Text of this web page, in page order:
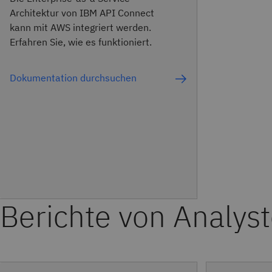
Architektur von IBM API Connect
kann mit AWS integriert werden.
Erfahren Sie, wie es funktioniert.
Dokumentation durchsuchen
Berichte von